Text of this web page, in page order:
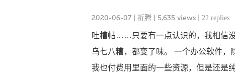
2020-06-07 折腾 | 5,635 views | 22 replies
吐槽帖……只要有一点认识的，我相信
乌七八糟，都变了味。 一个办公软件
我也付费用里面的一些资源，但是还是